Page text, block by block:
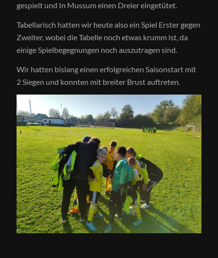
gespielt und In Mussum einen Dreier eingetütet.
Tabellarisch hatten wir heute also ein Spiel Erster gegen
Zweiter, wobei die Tabelle noch etwas krumm ist, da
einige Spielbegegnungen noch auszutragen sind.
Wir hatten bislang einen erfolgreichen Saisonstart mit
2 Siegen und konnten mit breiter Brust auftreten.